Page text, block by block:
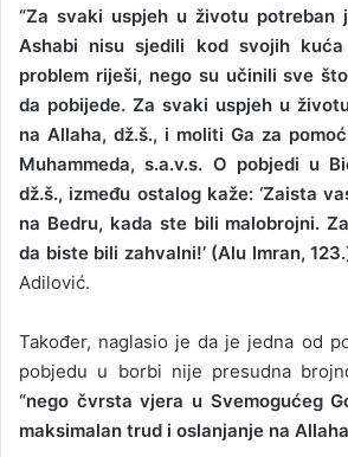
“Za svaki uspjeh u životu potreban
Ashabi nisu sjedili kod svojih
problem riješi, nego su učinili sve
da pobijede. Za svaki uspjeh u
na Allaha, dž.š., i moliti Ga za
Muhammeda, s.a.v.s. O pobjedi u
dž.š., između ostalog kaže: ‘Zaista
na Bedru, kada ste bili malobrojni.
da biste bili zahvalni!’ (Alu Imran,
Adilović.
Također, naglasio je da je jedna od
pobjedu u borbi nije presudna
“nego čvrsta vjera u Svemogućeg
maksimalan trud i oslanjanje na